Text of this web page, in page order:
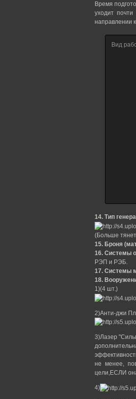
Время
уходит почти
направлении
Вид
14. Тип
(Больше
15. Броня
16. Системы
РЭП и РЭБ.
17. Системы
18.
1)(4 шт.)
2)Анти-джи
3)Лазер
не менее,
цели,ЕСЛИ
4)